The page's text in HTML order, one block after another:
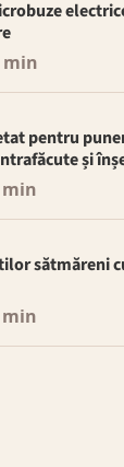
min
pentru
și
min
sătmăreni
min